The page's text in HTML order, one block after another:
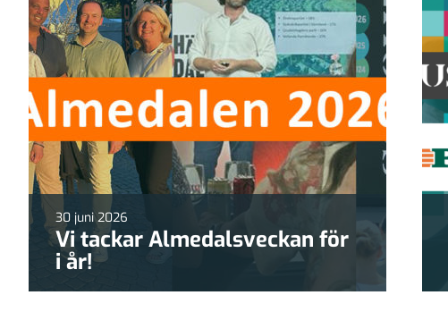
30 juni 2026
Vi tackar Almedalsveckan för
i år!